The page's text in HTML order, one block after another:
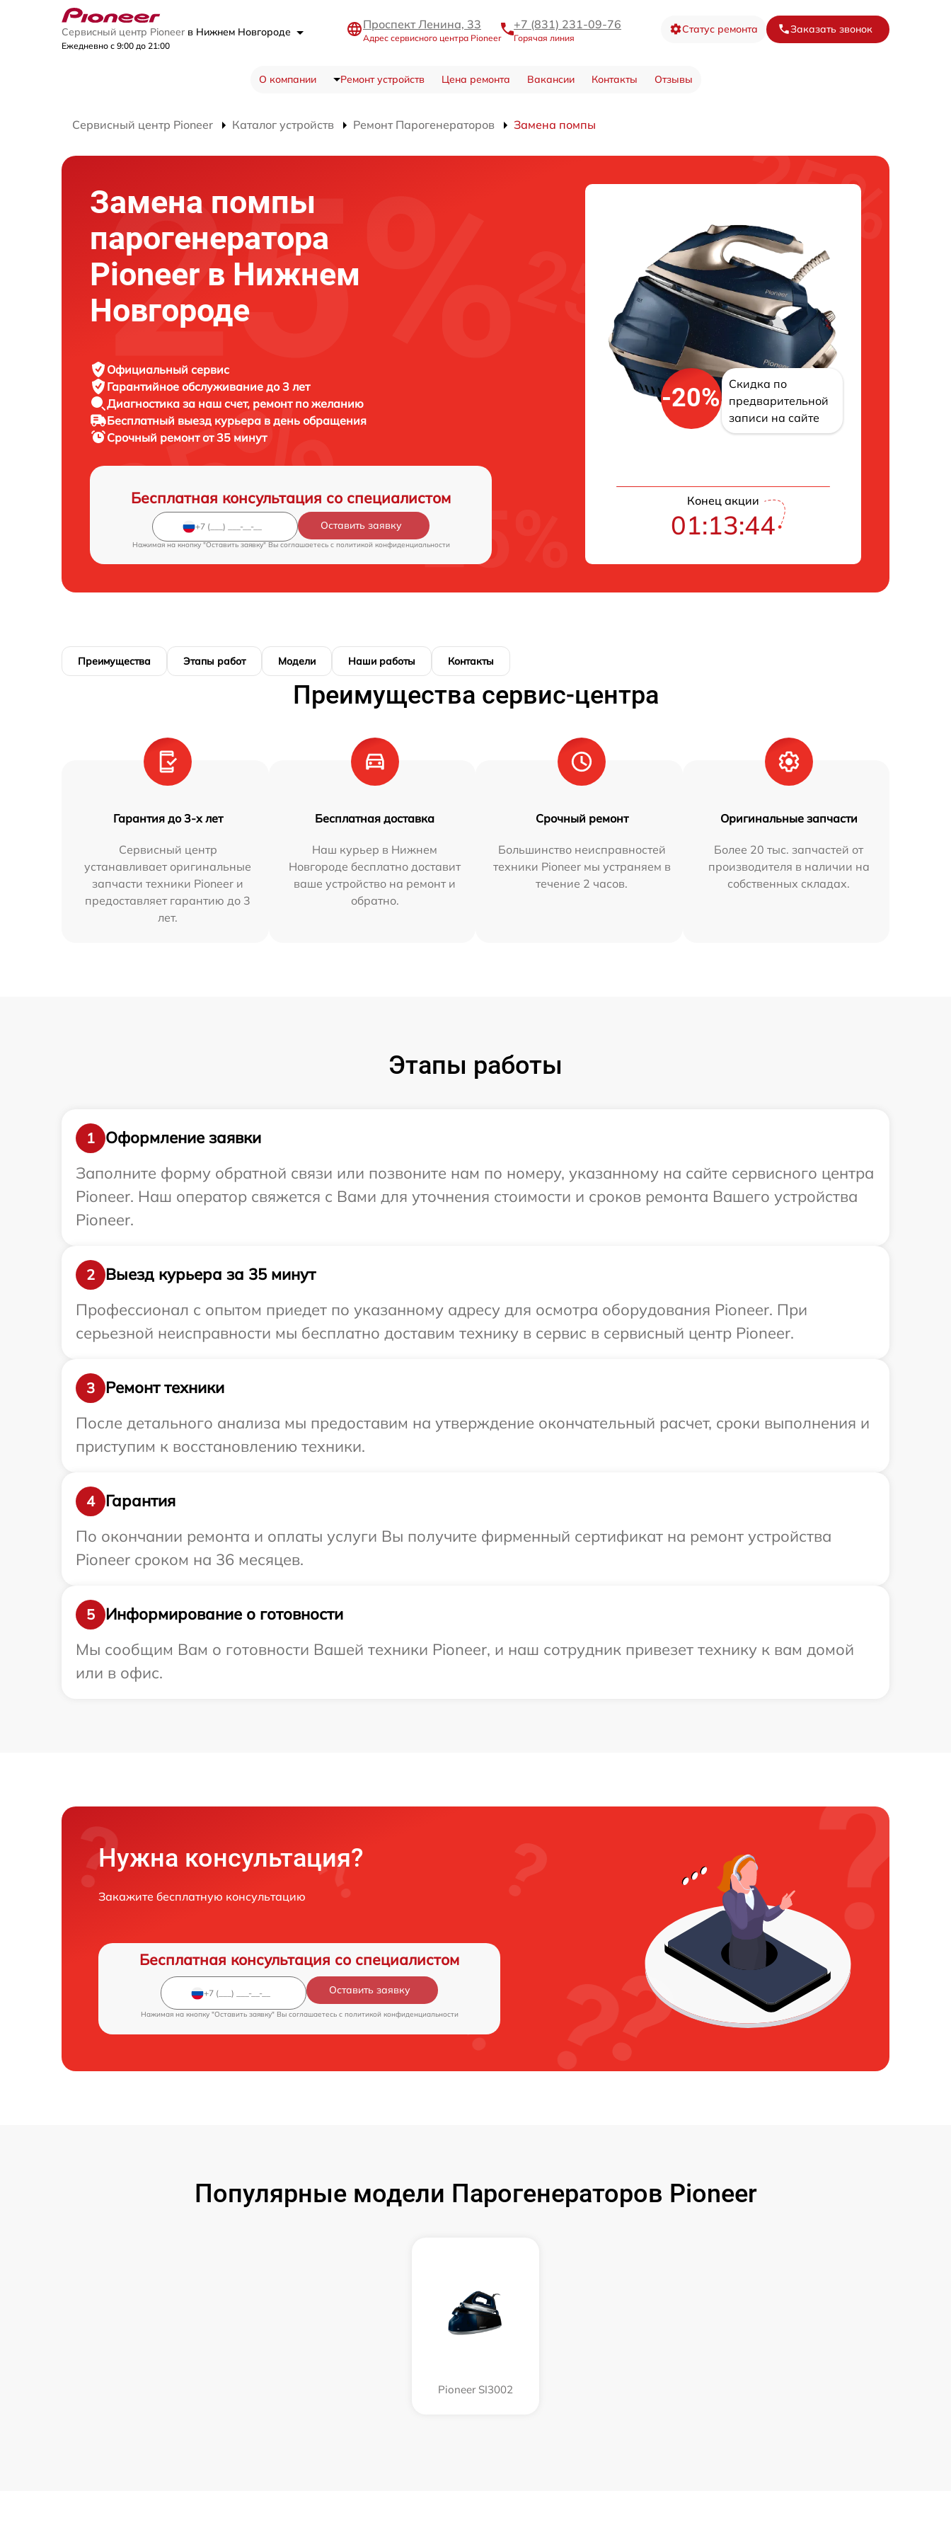
Сервисный центр Pioneer в Нижнем Новгороде
Ежедневно с 9:00 до 21:00
Проспект Ленина, 33
Адрес сервисного центра Pioneer
+7 (831) 231-09-76
Горячая линия
Статус ремонта Заказать звонок
О компании Ремонт устройств Цена ремонта Вакансии Контакты Отзывы
Сервисный центр Pioneer Каталог устройств Ремонт Парогенераторов Замена помпы
Замена помпы
парогенератора
Pioneer в Нижнем
Новгороде
Официальный сервис
Гарантийное обслуживание до 3 лет
Диагностика за наш счет, ремонт по желанию
Бесплатный выезд курьера в день обращения
Срочный ремонтот 35 минут
Бесплатная консультация со специалистом
Оставить заявку
Нажимая на кнопку "Оставить заявку" Вы соглашаетесь c политикой конфиденциальности
-20%
Скидка по
предварительной
записи на сайте
Конец акции
01:13:43
Преимущества Этапы работ Модели Наши работы Контакты
Преимущества сервис-центра
Гарантия до 3-х лет
Сервисный центр
устанавливает оригинальные
запчасти техники Pioneer и
предоставляет гарантию до 3
лет.
Бесплатная доставка
Наш курьер в Нижнем
Новгороде бесплатно доставит
ваше устройство на ремонт и
обратно.
Срочный ремонт
Большинство неисправностей
техники Pioneer мы устраняем в
течение 2 часов.
Оригинальные запчасти
Более 20 тыс. запчастей от
производителя в наличии на
собственных складах.
Этапы работы
1
Оформление заявки
Заполните форму обратной связи или позвоните нам по номеру, указанному на сайте сервисного центра
Pioneer. Наш оператор свяжется с Вами для уточнения стоимости и сроков ремонта Вашего устройства
Pioneer.
2
Выезд курьера за 35 минут
Профессионал с опытом приедет по указанному адресу для осмотра оборудования Pioneer. При
серьезной неисправности мы бесплатно доставим технику в сервис в сервисный центр Pioneer.
3
Ремонт техники
После детального анализа мы предоставим на утверждение окончательный расчет, сроки выполнения и
приступим к восстановлению техники.
4
Гарантия
По окончании ремонта и оплаты услуги Вы получите фирменный сертификат на ремонт устройства
Pioneer сроком на 36 месяцев.
5
Информирование о готовности
Мы сообщим Вам о готовности Вашей техники Pioneer, и наш сотрудник привезет технику к вам домой
или в офис.
Нужна консультация?
Закажите бесплатную консультацию
Бесплатная консультация со специалистом
Оставить заявку
Нажимая на кнопку "Оставить заявку" Вы соглашаетесь c политикой конфиденциальности
Популярные модели Парогенераторов Pioneer
Pioneer SI3002